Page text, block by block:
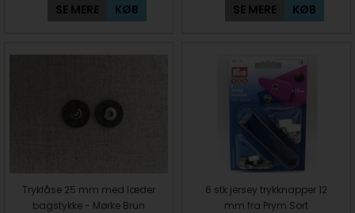
SE MERE KØB SE MERE KØB
Tryklåse 25 mm med læder
bagstykke - Mørke Brun
6 stk jersey trykknapper 12
mm fra Prym Sort